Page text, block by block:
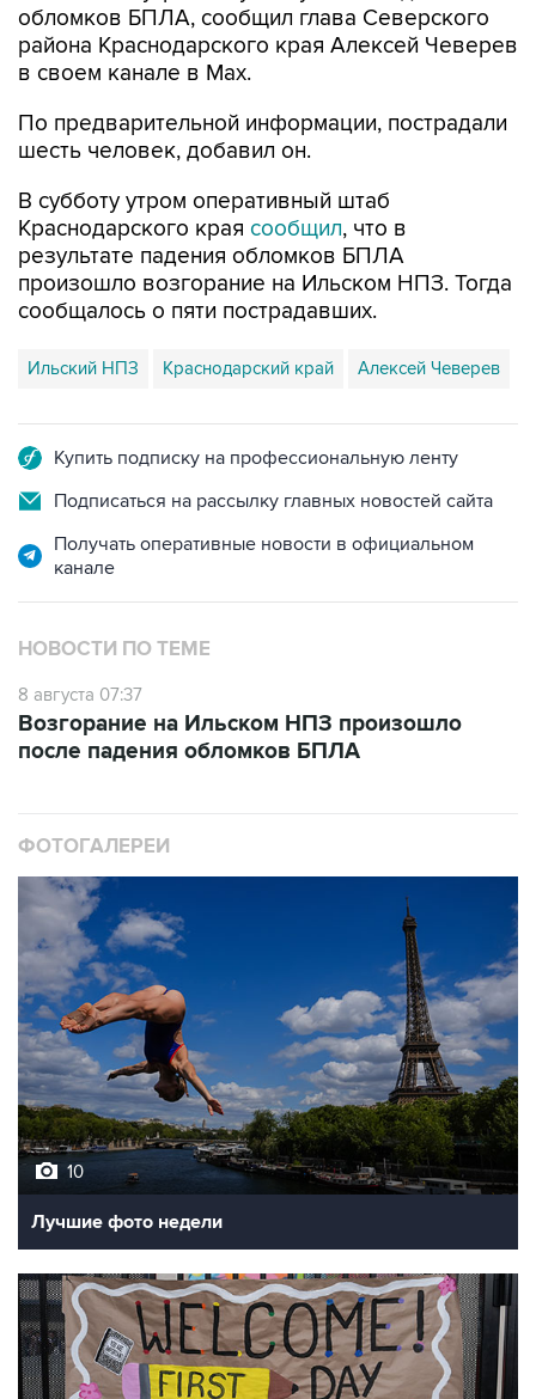
обломков БПЛА, сообщил глава Северского
района Краснодарского края Алексей Чеверев
в своем канале в Max.
По предварительной информации, пострадали
шесть человек, добавил он.
В субботу утром оперативный штаб
Краснодарского края сообщил, что в
результате падения обломков БПЛА
произошло возгорание на Ильском НПЗ. Тогда
сообщалось о пяти пострадавших.
Ильский НПЗ Краснодарский край Алексей Чеверев
Купить подписку на профессиональную ленту
Подписаться на рассылку главных новостей сайта
Получать оперативные новости в официальном
канале
НОВОСТИ ПО ТЕМЕ
8 августа 07:37
Возгорание на Ильском НПЗ произошло
после падения обломков БПЛА
ФОТОГАЛЕРЕИ
10
Лучшие фото недели